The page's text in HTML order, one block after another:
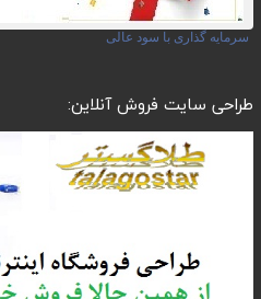
سرمایه گذاری با سود عالی
طراحی سایت فروش آنلاین: